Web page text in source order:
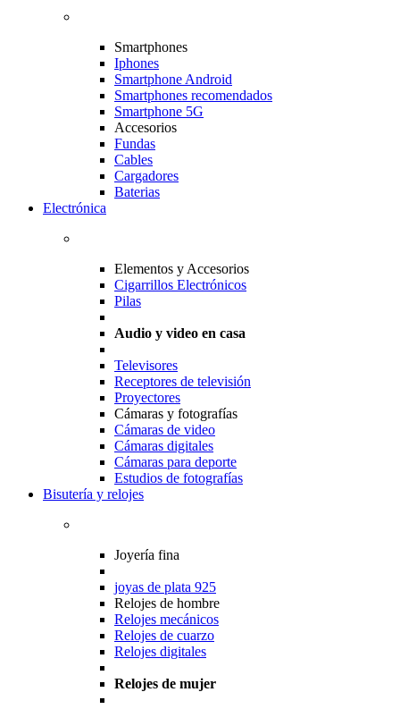
Smartphones
Iphones
Smartphone Android
Smartphones recomendados
Smartphone 5G
Accesorios
Fundas
Cables
Cargadores
Baterias
Electrónica
Elementos y Accesorios
Cigarrillos Electrónicos
Pilas
Audio y video en casa
Televisores
Receptores de televisión
Proyectores
Cámaras y fotografías
Cámaras de video
Cámaras digitales
Cámaras para deporte
Estudios de fotografías
Bisutería y relojes
Joyería fina
joyas de plata 925
Relojes de hombre
Relojes mecánicos
Relojes de cuarzo
Relojes digitales
Relojes de mujer